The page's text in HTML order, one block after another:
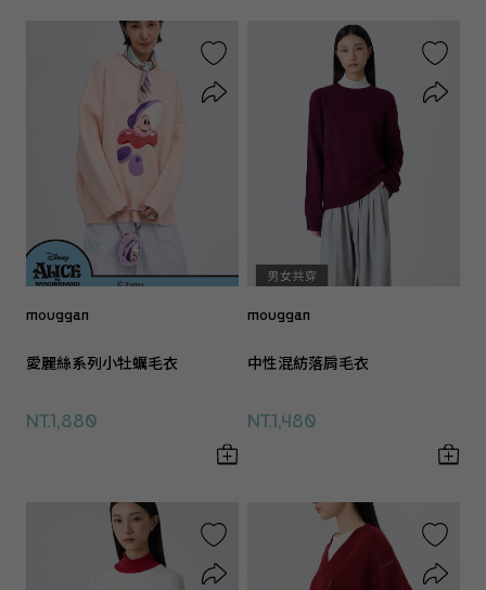
mouggan
愛麗絲系列小牡蠣毛衣
NT.1,880
mouggan
中性混紡落肩毛衣
NT.1,480